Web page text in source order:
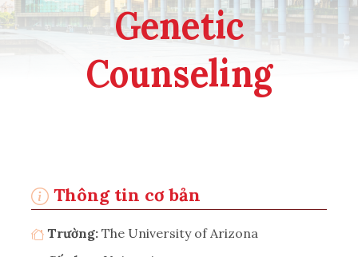
Genetic
Counseling
Thông tin cơ bản
Trường: The University of Arizona